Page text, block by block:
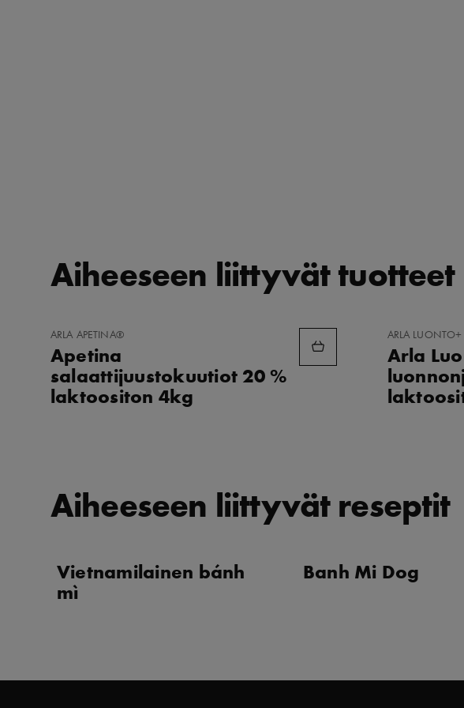
Aiheeseen liittyvät tuotteet
LISÄÄ
ARLA APETINA®
Apetina
salaattijuustokuutiot 20 %
laktoositon 4kg
LISÄÄ
ARLA LUONTO+
Arla
Aiheeseen liittyvät reseptit
Vietnamilainen bánh
mì
Banh Mi Dog